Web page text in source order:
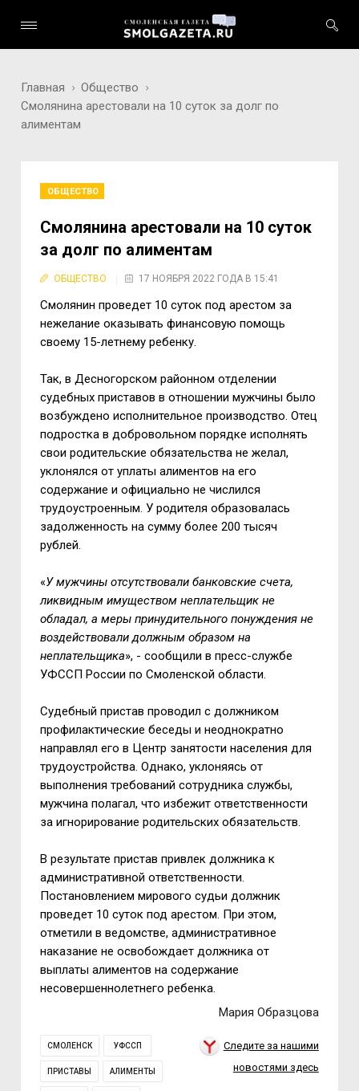
Главная
Общество
Смолянина арестовали на 10 суток за долг по
алиментам
ОБЩЕСТВО
Смолянина арестовали на 10 суток
за долг по алиментам
ОБЩЕСТВО 17 НОЯБРЯ 2022 ГОДА В 15:41
Смолянин проведет 10 суток под арестом за
нежелание оказывать финансовую помощь
своему 15-летнему ребенку.
Так, в Десногорском районном отделении
судебных приставов в отношении мужчины было
возбуждено исполнительное производство. Отец
подростка в добровольном порядке исполнять
свои родительские обязательства не желал,
уклонялся от уплаты алиментов на его
содержание и официально не числился
трудоустроенным. У родителя образовалась
задолженность на сумму более 200 тысяч
рублей.
«У мужчины отсутствовали банковские счета,
ликвидным имуществом неплательщик не
обладал, а меры принудительного понуждения не
воздействовали должным образом на
неплательщика», - сообщили в пресс-службе
УФССП России по Смоленской области.
Судебный пристав проводил с должником
профилактические беседы и неоднократно
направлял его в Центр занятости населения для
трудоустройства. Однако, уклоняясь от
выполнения требований сотрудника службы,
мужчина полагал, что избежит ответственности
за игнорирование родительских обязательств.
В результате пристав привлек должника к
административной ответственности.
Постановлением мирового судьи должник
проведет 10 суток под арестом. При этом,
отметили в ведомстве, административное
наказание не освобождает должника от
выплаты алиментов на содержание
несовершеннолетнего ребенка.
Мария Образцова
СМОЛЕНСК УФССП
ПРИСТАВЫ АЛИМЕНТЫ
Следите за нашими
новостями здесь